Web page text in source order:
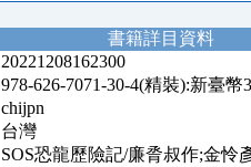
書籍詳目資料
20221208162300
978-626-7071-30-4(精裝):新臺幣
chijpn
台灣
SOS恐龍歷險記/廉脀叔作;金怜